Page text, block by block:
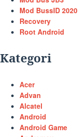
Mod BussID 2020
Recovery
Root Android
Kategori
Acer
Advan
Alcatel
Android
Android Game